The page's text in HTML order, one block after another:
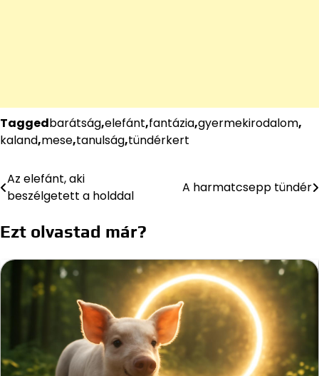
Taggedbarátság,elefánt,fantázia,gyermekirodalom,
kaland,mese,tanulság,tündérkert
Bejegyzés
navigáció
Az elefánt, aki
beszélgetett a holddal
A harmatcsepp tündér
Ezt olvastad már?